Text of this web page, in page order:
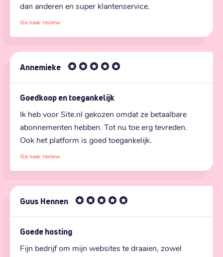
dan anderen en super klantenservice.
Ga naar review
Annemieke
Goedkoop en toegankelijk
Ik heb voor Site.nl gekozen omdat ze betaalbare
abonnementen hebben. Tot nu toe erg tevreden.
Ook het platform is goed toegankelijk.
Ga naar review
Guus Hennen
Goede hosting
Fijn bedrijf om mijn websites te draaien, zowel